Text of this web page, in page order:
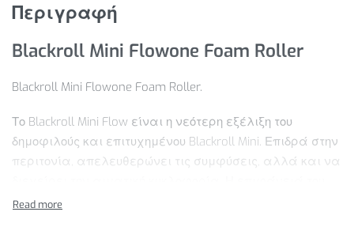
Περιγραφή
Blackroll Mini Flowone Foam Roller
Blackroll Mini Flowone Foam Roller.
Το Blackroll Mini Flow είναι η νεότερη εξέλιξη του
δημοφιλούς και επιτυχημένου Blackroll Mini. Επιδρά στην
περιτονία, απελευθερώνει τις συμφύσεις, αλλά και να
είναι δομημένη σε δύο κατευθύνσεις. Συνδυάζει έτσι